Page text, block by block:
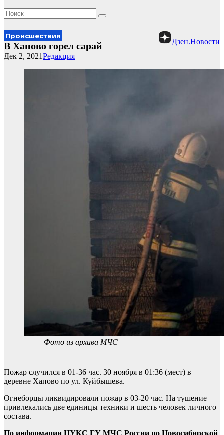
Дзен.Новости
Происшествия
В Хапово горел сарай
Редакция
Дек 2, 2021
Фото из архива МЧС
Пожар случился в 01-36 час. 30 ноября в 01:36 (мест) в
деревне Хапово по ул. Куйбышева.
Огнеборцы ликвидировали пожар в 03-20 час. На тушение
привлекались две единицы техники и шесть человек личного
состава.
По информации ЦУКС ГУ МЧС России по Новосибирской